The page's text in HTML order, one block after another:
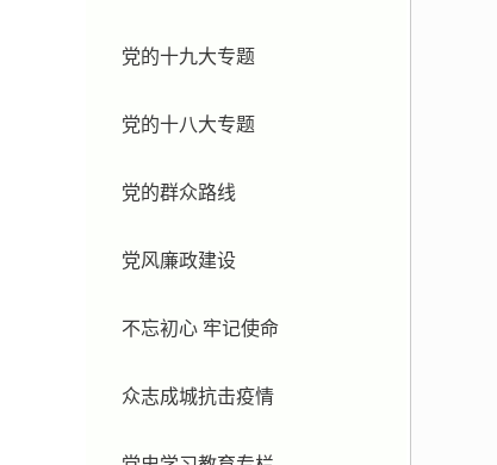
党的十九大专题
党的十八大专题
党的群众路线
党风廉政建设
不忘初心 牢记使命
众志成城抗击疫情